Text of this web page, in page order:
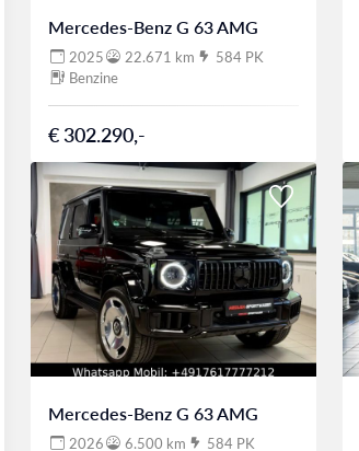
Mercedes-Benz G 63 AMG
2025 22.671 km
584 PK
Benzine
€ 302.290,-
Mercedes-Benz G 63 AMG
2026 6.500 km
584 PK